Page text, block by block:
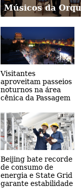
Músicos da
Shanghai se
Congresso
Visitantes
aproveitam passeios
noturnos na área
cênica da Passagem
noroeste da China
Beijing bate recorde
de consumo de
energia e State Grid
garante estabilidade